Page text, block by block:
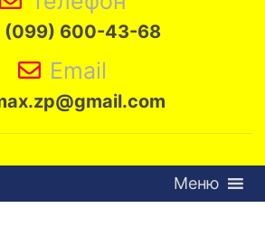
(099) 600-43-68
Email
Меню